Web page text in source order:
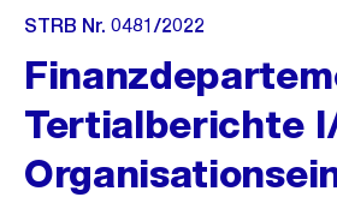
STRB Nr. 0481/2022
Tertialberichte